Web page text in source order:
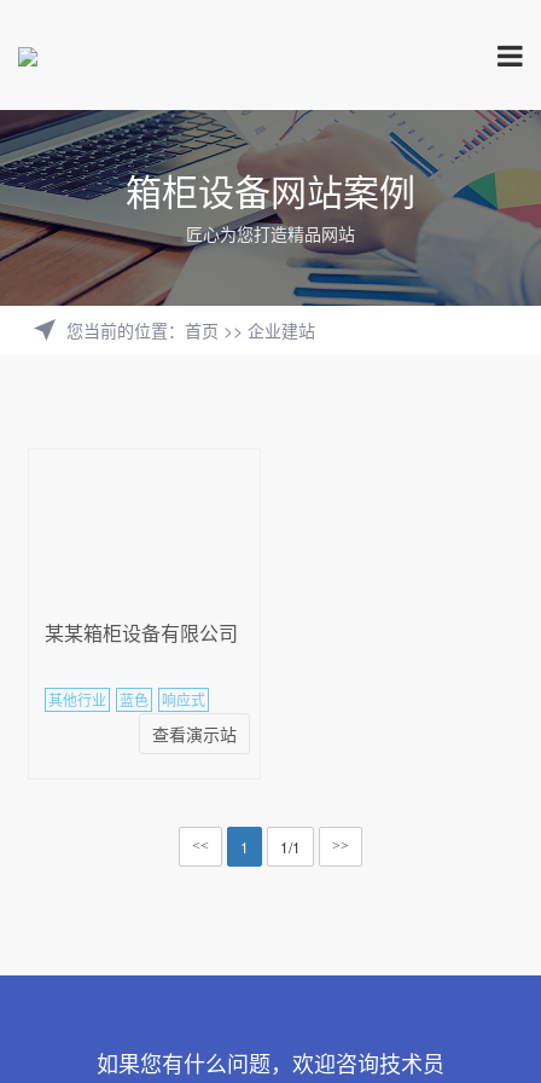
箱柜设备网站案例
匠心为您打造精品网站
您当前的位置： 首页 >> 企业建站
某某箱柜设备有限公司
其他行业 蓝色 响应式
查看演示站
<< 1 1/1 >>
如果您有什么问题，欢迎咨询技术员